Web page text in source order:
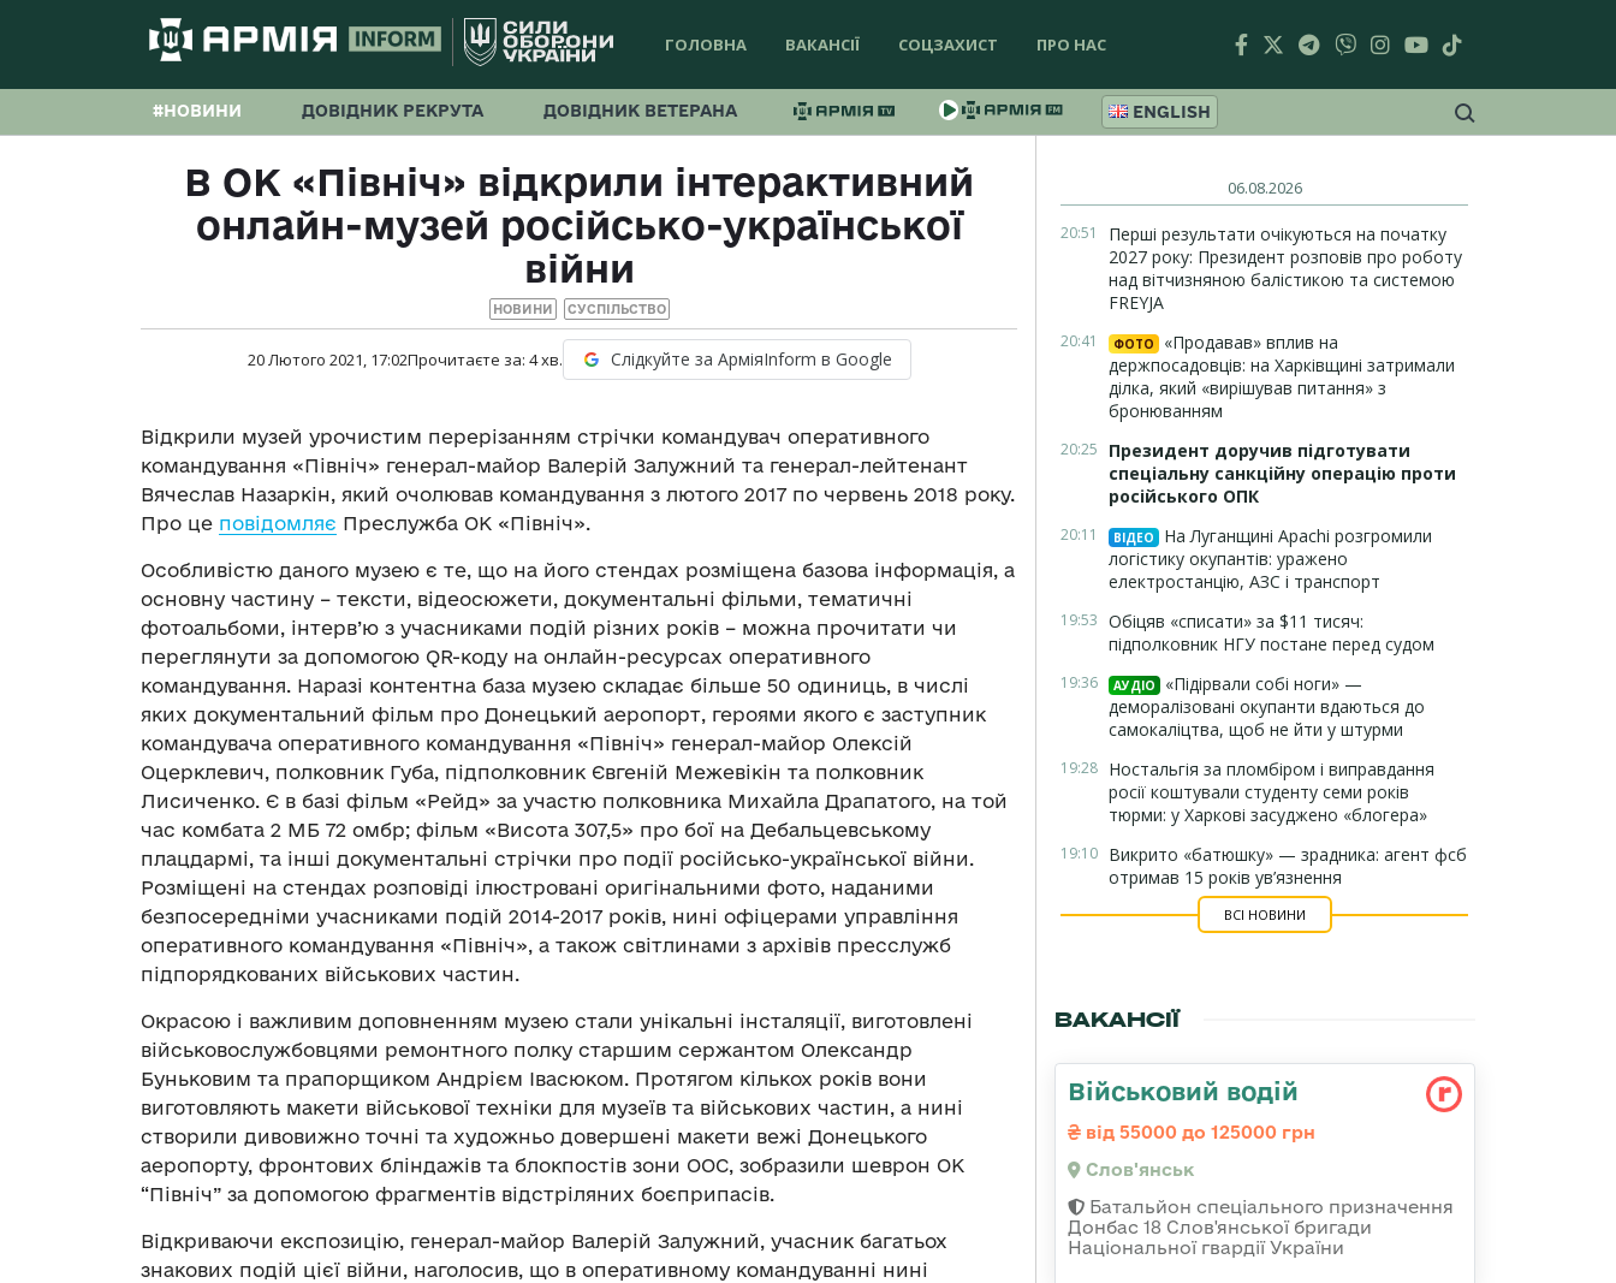
ГОЛОВНА ВАКАНСІЇ СОЦЗАХИСТ ПРО НАС
#НОВИНИ ДОВІДНИК РЕКРУТА ДОВІДНИК ВЕТЕРАНА ENGLISH
В ОК «Північ» відкрили інтерактивний
онлайн-музей російсько-української
війни
НОВИНИ СУСПІЛЬСТВО
20 Лютого 2021, 17:02Прочитаєте за: 4хв. Слідкуйте за АрміяInform в Google
Відкрили музей урочистим перерізанням стрічки командувач оперативного
командування «Північ» генерал-майор Валерій Залужний та генерал-лейтенант
Вячеслав Назаркін, який очолював командування з лютого 2017 по червень 2018 року.
Про це повідомляє Преслужба ОК «Північ».
Особливістю даного музею є те, що на його стендах розміщена базова інформація, а
основну частину – тексти, відеосюжети, документальні фільми, тематичні
фотоальбоми, інтерв’ю з учасниками подій різних років – можна прочитати чи
переглянути за допомогою QR-коду на онлайн-ресурсах оперативного
командування. Наразі контентна база музею складає більше 50 одиниць, в числі
яких документальний фільм про Донецький аеропорт, героями якого є заступник
командувача оперативного командування «Північ» генерал-майор Олексій
Оцерклевич, полковник Губа, підполковник Євгеній Межевікін та полковник
Лисиченко. Є в базі фільм «Рейд» за участю полковника Михайла Драпатого, на той
час комбата 2 МБ 72 омбр; фільм «Висота 307,5» про бої на Дебальцевському
плацдармі, та інші документальні стрічки про події російсько-української війни.
Розміщені на стендах розповіді ілюстровані оригінальними фото, наданими
безпосередніми учасниками подій 2014-2017 років, нині офіцерами управління
оперативного командування «Північ», а також світлинами з архівів пресслужб
підпорядкованих військових частин.
Окрасою і важливим доповненням музею стали унікальні інсталяції, виготовлені
військовослужбовцями ремонтного полку старшим сержантом Олександр
Буньковим та прапорщиком Андрієм Івасюком. Протягом кількох років вони
виготовляють макети військової техніки для музеїв та військових частин, а нині
створили дивовижно точні та художньо довершені макети вежі Донецького
аеропорту, фронтових бліндажів та блокпостів зони ООС, зобразили шеврон ОК
“Північ” за допомогою фрагментів відстріляних боєприпасів.
Відкриваючи експозицію, генерал-майор Валерій Залужний, учасник багатьох
знакових подій цієї війни, наголосив, що в оперативному командуванні нині
06.08.2026
20:51
Перші результати очікуються на початку
2027 року: Президент розповів про роботу
над вітчизняною балістикою та системою
FREYJA
20:41 ФОТО
«Продавав» вплив на
держпосадовців: на Харківщині затримали
ділка, який «вирішував питання» з
бронюванням
20:25
Президент доручив підготувати
спеціальну санкційну операцію проти
російського ОПК
20:11 ВІДЕО
На Луганщині Apachi розгромили
логістику окупантів: уражено
електростанцію, АЗС і транспорт
19:53 Обіцяв «списати» за $11 тисяч:
підполковник НГУ постане перед судом
19:36 АУДІО
«Підірвали собі ноги» —
деморалізовані окупанти вдаються до
самокаліцтва, щоб не йти у штурми
19:28 Ностальгія за пломбіром і виправдання
росії коштували студенту семи років
тюрми: у Харкові засуджено «блогера»
19:10 Викрито «батюшку» — зрадника: агент фсб
отримав 15 років ув’язнення
ВСІ НОВИНИ
ВАКАНСІЇ
Військовий водій
від 55000 до 125000 грн
Слов'янськ
Батальйон спеціального призначення
Донбас 18 Слов'янської бригади
Національної гвардії України